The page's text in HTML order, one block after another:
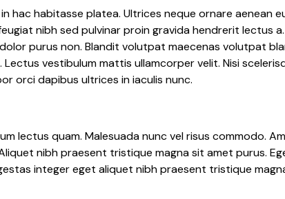
hac habitasse platea. Ultrices neque ornare aenean
nibh sed pulvinar proin gravida hendrerit lectus
purus non. Blandit volutpat maecenas volutpat
Lectus vestibulum mattis ullamcorper velit. Nisi
orci dapibus ultrices in iaculis nunc.
lectus quam. Malesuada nunc vel risus commodo.
nibh praesent tristique magna sit amet purus.
integer eget aliquet nibh praesent tristique